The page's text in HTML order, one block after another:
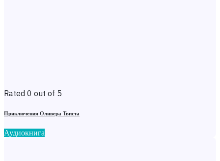
Rated 0 out of 5
Приключения Оливера Твиста
Аудиокнига